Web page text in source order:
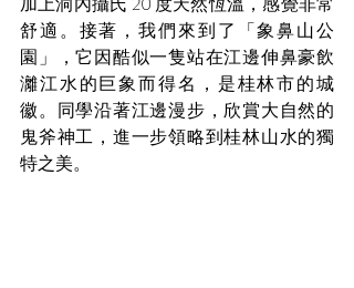
舒適。接著，我們來到了「象鼻山公
園」，它因酷似一隻站在江邊伸鼻豪飲
灕江水的巨象而得名，是桂林市的城
徽。同學沿著江邊漫步，欣賞大自然的
鬼斧神工，進一步領略到桂林山水的獨
特之美。